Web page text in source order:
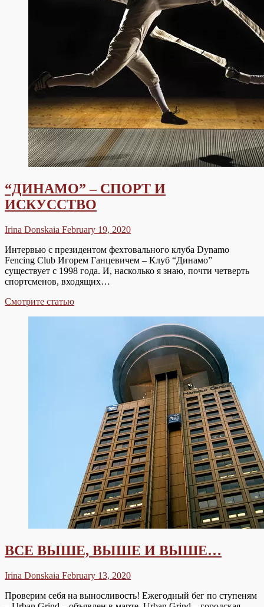
“ДИНАМО” – СПОРТ И
ИСКУССТВО
Irina Donskaia February 19, 2020
Интервью с президентом фехтовального клуба Dynamo
Fencing Club Игорем Ганцевичем – Клуб “Динамо”
существует с 1998 года. И, насколько я знаю, почти четверть
спортсменов, входящих…
Смотрите статью“ДИНАМО”
ИСКУССТВО
ВСЕ ВЫШЕ, ВЫШЕ И ВЫШЕ…
Irina Donskaia February 13, 2020
Проверим себя на выносливость! Ежегодный бег по ступеням